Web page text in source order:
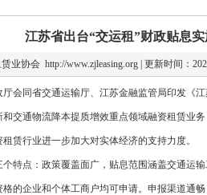
江苏省出台“交运租”财政贴息
业协会http://www.zjleasing.org | 更新时间：
会同省交通运输厅、江苏金融监管局印发《
交通物流降本提质增效重点领域融资租赁业
赁行业进一步加大对实体经济的支持力度。
个特点：政策覆盖面广，贴息范围涵盖交通运
的企业和个体工商户均可申请。申报渠道通